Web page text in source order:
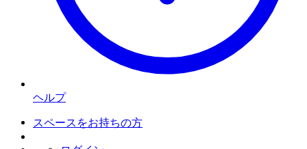
ヘルプ
スペースをお持ちの方